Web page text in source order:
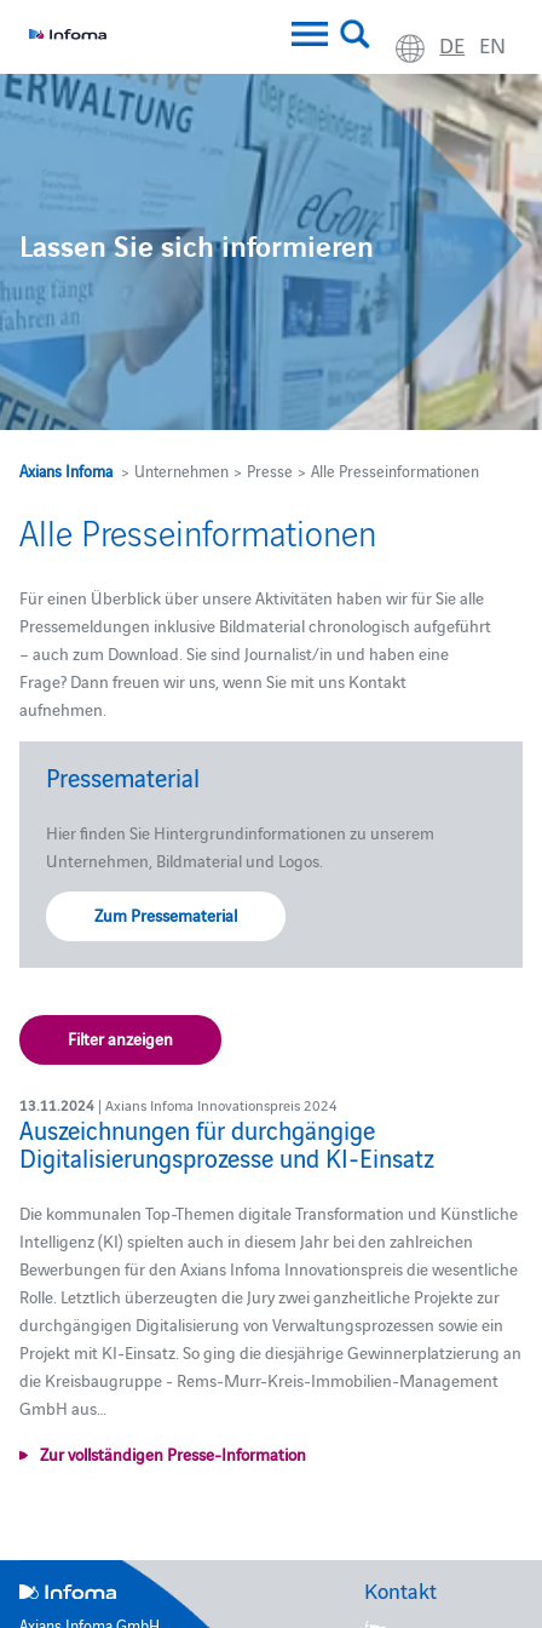
DE EN
Lassen Sie sich informieren
Axians Infoma> Unternehmen > Presse > Alle Presseinformationen
Alle Presseinformationen
Für einen Überblick über unsere Aktivitäten haben wir für Sie alle
Pressemeldungen inklusive Bildmaterial chronologisch aufgeführt
– auch zum Download. Sie sind Journalist/in und haben eine
Frage? Dann freuen wir uns, wenn Sie mit uns Kontakt
aufnehmen.
Pressematerial
Hier finden Sie Hintergrundinformationen zu unserem
Unternehmen, Bildmaterial und Logos.
Zum Pressematerial
Filter anzeigen
13.11.2024| Axians Infoma Innovationspreis 2024
Auszeichnungen für durchgängige
Digitalisierungsprozesse und KI-Einsatz
Die kommunalen Top-Themen digitale Transformation und Künstliche
Intelligenz (KI) spielten auch in diesem Jahr bei den zahlreichen
Bewerbungen für den Axians Infoma Innovationspreis die wesentliche
Rolle. Letztlich überzeugten die Jury zwei ganzheitliche Projekte zur
durchgängigen Digitalisierung von Verwaltungsprozessen sowie ein
Projekt mit KI-Einsatz. So ging die diesjährige Gewinnerplatzierung an
die Kreisbaugruppe - Rems-Murr-Kreis-Immobilien-Management
GmbH aus…
Zur vollständigen Presse-Information
Kontakt